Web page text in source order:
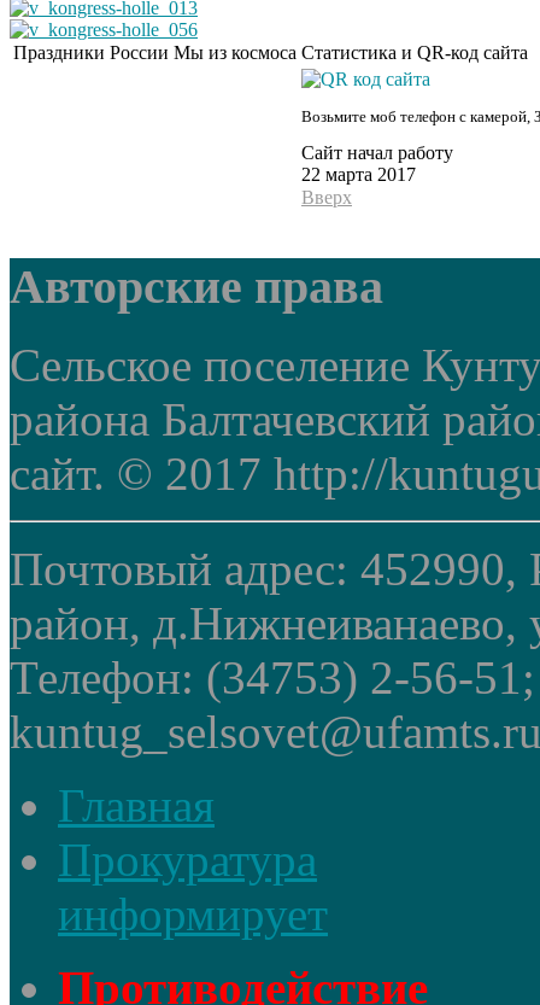
Праздники России Мы из космоса Статистика и QR-код сайта
Возьмите моб телефон с камерой,
Сайт начал работу
22 марта 2017
Вверх
Авторские права
Сельское поселение
района Балтачевский
сайт. © 2017 http://
Почтовый адрес: 452990,
район, д.Нижнеиванаево,
Телефон: (34753) 2-56-
Главная
Прокуратура
информирует
Противодействие